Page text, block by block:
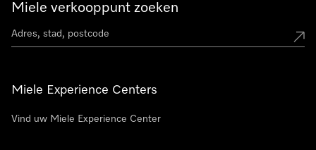
Miele verkooppunt zoeken
Miele Experience Centers
Vind uw Miele Experience Center